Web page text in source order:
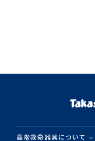
高階救命器具について